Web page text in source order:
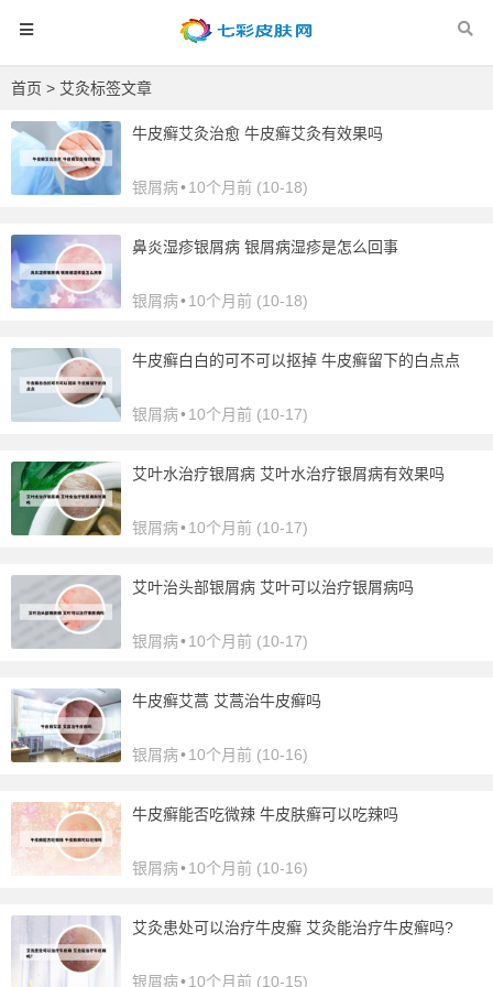
首页 > 艾灸标签文章
牛皮癣艾灸治愈 牛皮癣艾灸有效果吗
银屑病•10个月前 (10-18)
鼻炎湿疹银屑病 银屑病湿疹是怎么回事
银屑病•10个月前 (10-18)
牛皮癣白白的可不可以抠掉 牛皮癣留下的白点点
银屑病•10个月前 (10-17)
艾叶水治疗银屑病 艾叶水治疗银屑病有效果吗
银屑病•10个月前 (10-17)
艾叶治头部银屑病 艾叶可以治疗银屑病吗
银屑病•10个月前 (10-17)
牛皮癣艾蒿 艾蒿治牛皮癣吗
银屑病•10个月前 (10-16)
牛皮癣能否吃微辣 牛皮肤癣可以吃辣吗
银屑病•10个月前 (10-16)
艾灸患处可以治疗牛皮癣 艾灸能治疗牛皮癣吗?
银屑病•10个月前 (10-15)